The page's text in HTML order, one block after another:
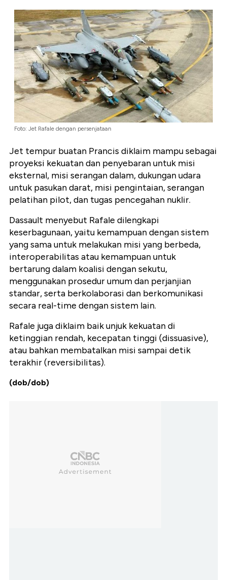
Foto: Jet Rafale dengan persenjataan
Jet tempur buatan Prancis diklaim mampu sebagai
proyeksi kekuatan dan penyebaran untuk misi
eksternal, misi serangan dalam, dukungan udara
untuk pasukan darat, misi pengintaian, serangan
pelatihan pilot, dan tugas pencegahan nuklir.
Dassault menyebut Rafale dilengkapi
keserbagunaan, yaitu kemampuan dengan sistem
yang sama untuk melakukan misi yang berbeda,
interoperabilitas atau kemampuan untuk
bertarung dalam koalisi dengan sekutu,
menggunakan prosedur umum dan perjanjian
standar, serta berkolaborasi dan berkomunikasi
secara real-time dengan sistem lain.
Rafale juga diklaim baik unjuk kekuatan di
ketinggian rendah, kecepatan tinggi (dissuasive),
atau bahkan membatalkan misi sampai detik
terakhir (reversibilitas).
(dob/dob)